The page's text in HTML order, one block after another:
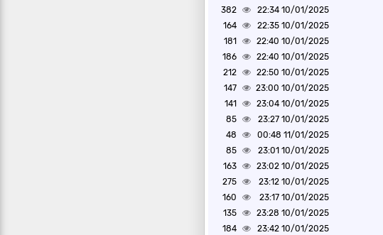
10/01/2025 22:34
382
10/01/2025 22:35
164
10/01/2025 22:40
181
10/01/2025 22:40
186
10/01/2025 22:50
212
10/01/2025 23:00
147
10/01/2025 23:04
141
10/01/2025 23:27
85
11/01/2025 00:48
48
10/01/2025 23:01
85
10/01/2025 23:02
163
10/01/2025 23:12
275
10/01/2025 23:17
160
10/01/2025 23:28
135
10/01/2025 23:42
184